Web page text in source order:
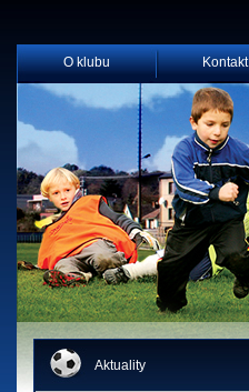
O klubu Kontakt
Aktuality